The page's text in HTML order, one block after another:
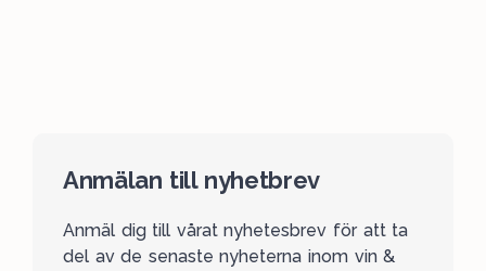
Anmälan till nyhetbrev
Anmäl dig till vårat nyhetesbrev för att ta
del av de senaste nyheterna inom vin &